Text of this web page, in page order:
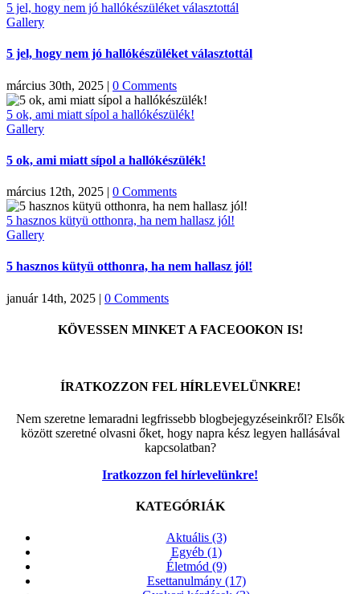
5 jel, hogy nem jó hallókészüléket választottál
Gallery
5 jel, hogy nem jó hallókészüléket választottál
március 30th, 2025 | 0 Comments
5 ok, ami miatt sípol a hallókészülék!
Gallery
5 ok, ami miatt sípol a hallókészülék!
március 12th, 2025 | 0 Comments
5 hasznos kütyü otthonra, ha nem hallasz jól!
Gallery
5 hasznos kütyü otthonra, ha nem hallasz jól!
január 14th, 2025 | 0 Comments
KÖVESSEN MINKET A FACEOOKON IS!
ÍRATKOZZON FEL HÍRLEVELÜNKRE!
Nem szeretne lemaradni legfrissebb blogbejegyzéseinkről? Elsők
között szeretné olvasni őket, hogy napra kész legyen hallásával
kapcsolatban?
Iratkozzon fel hírlevelünkre!
KATEGÓRIÁK
Aktuális (3)
Egyéb (1)
Életmód (9)
Esettanulmány (17)